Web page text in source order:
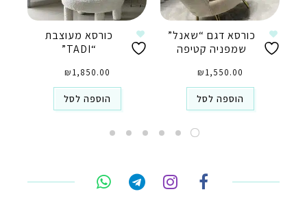
כורסא דגם “שאנל”
שמפניה קטיפה
₪1,550.00
הוספה לסל
כורסא מעוצבת
“TADI”
₪1,850.00
הוספה לסל